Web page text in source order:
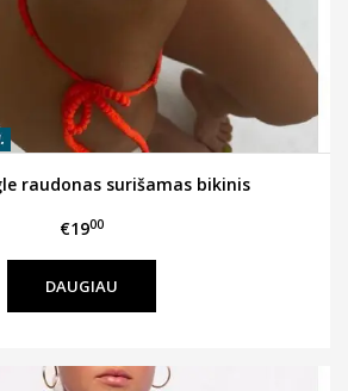
raudonas surišamas bikinis
€1900
DAUGIAU